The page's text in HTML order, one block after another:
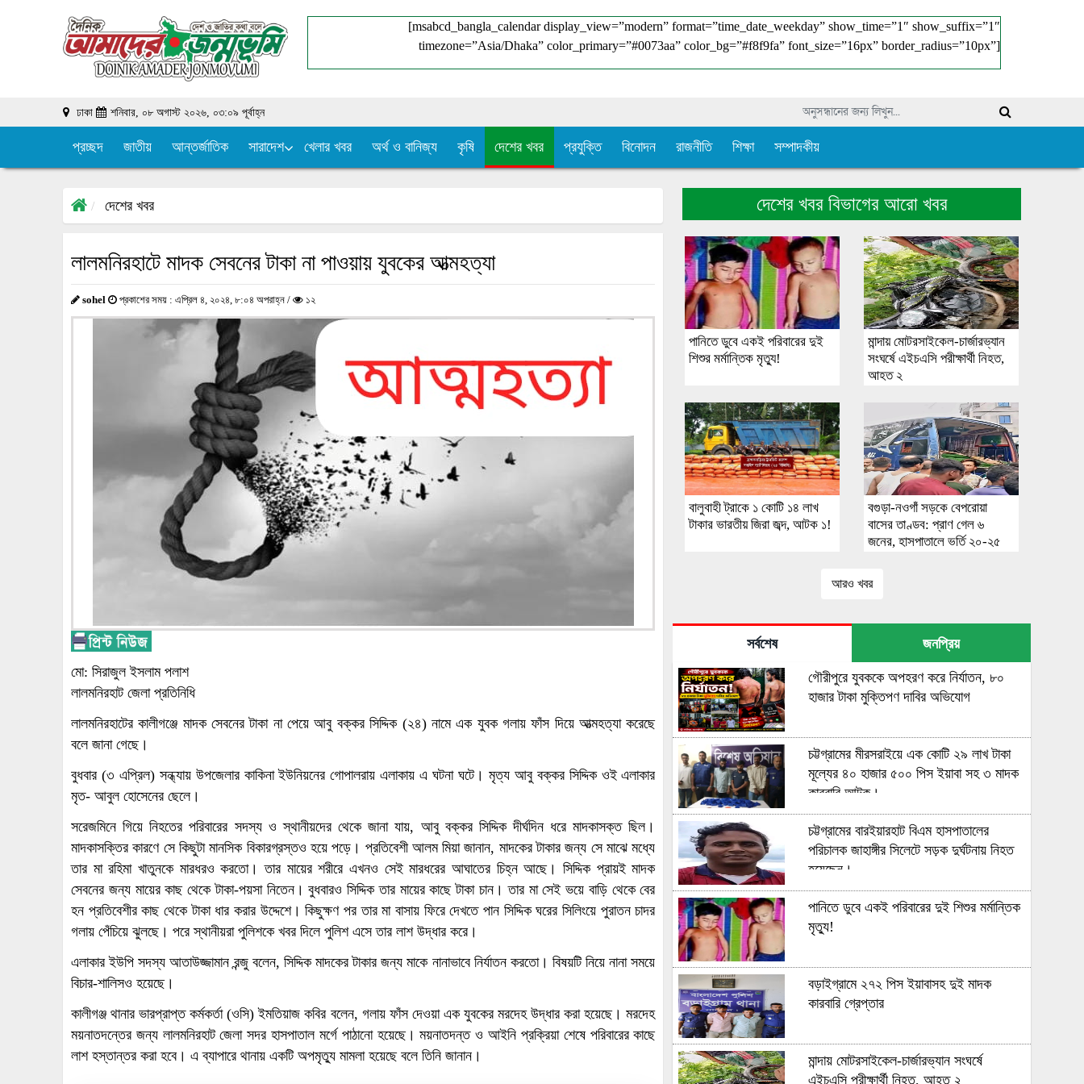
[msabcd_bangla_calendar display_view=”modern” format=”time_date_weekday” show_time=”1″ show_suffix=”1″
timezone=”Asia/Dhaka” color_primary=”#0073aa” color_bg=”#f8f9fa” font_size=”16px” border_radius=”10px”]
ঢাকা শনিবার, ০৮ অগাস্ট ২০২৬, ০৩:০৯ পূর্বাহ্ন
প্রচ্ছদ জাতীয় আন্তর্জাতিক সারাদেশ খেলার খবর অর্থ ও বানিজ্য কৃষি দেশের খবর প্রযুক্তি বিনোদন রাজনীতি শিক্ষা সম্পাদকীয়
দেশের খবর
লালমনিরহাটে মাদক সেবনের টাকা না পাওয়ায় যুবকের আত্মহত্যা
sohel প্রকাশের সময় : এপ্রিল ৪, ২০২৪, ৮:০৪ অপরাহ্ন / ১২
মো: সিরাজুল ইসলাম পলাশ
লালমনিরহাট জেলা প্রতিনিধি
লালমনিরহাটের কালীগঞ্জে মাদক সেবনের টাকা না পেয়ে আবু বক্কর সিদ্দিক (২৪) নামে এক যুবক গলায় ফাঁস দিয়ে আত্মহত্যা করেছে
বলে জানা গেছে।
বুধবার (৩ এপ্রিল) সন্ধ্যায় উপজেলার কাকিনা ইউনিয়নের গোপালরায় এলাকায় এ ঘটনা ঘটে। মৃত্য আবু বক্কর সিদ্দিক ওই এলাকার
মৃত- আবুল হোসেনের ছেলে।
সরেজমিনে গিয়ে নিহতের পরিবারের সদস্য ও স্থানীয়দের থেকে জানা যায়, আবু বক্কর সিদ্দিক দীর্ঘদিন ধরে মাদকাসক্ত ছিল।
মাদকাসক্তির কারণে সে কিছুটা মানসিক বিকারগ্রস্তও হয়ে পড়ে। প্রতিবেশী আলম মিয়া জানান, মাদকের টাকার জন্য সে মাঝে মধ্যে
তার মা রহিমা খাতুনকে মারধরও করতো। তার মায়ের শরীরে এখনও সেই মারধরের আঘাতের চিহ্ন আছে। সিদ্দিক প্রায়ই মাদক
সেবনের জন্য মায়ের কাছ থেকে টাকা-পয়সা নিতেন। বুধবারও সিদ্দিক তার মায়ের কাছে টাকা চান। তার মা সেই ভয়ে বাড়ি থেকে বের
হন প্রতিবেশীর কাছ থেকে টাকা ধার করার উদ্দেশে। কিছুক্ষণ পর তার মা বাসায় ফিরে দেখতে পান সিদ্দিক ঘরের সিলিংয়ে পুরাতন চাদর
গলায় পেঁচিয়ে ঝুলছে। পরে স্থানীয়রা পুলিশকে খবর দিলে পুলিশ এসে তার লাশ উদ্ধার করে।
এলাকার ইউপি সদস্য আতাউজ্জামান রন্জু বলেন, সিদ্দিক মাদকের টাকার জন্য মাকে নানাভাবে নির্যাতন করতো। বিষয়টি নিয়ে নানা সময়ে
বিচার-শালিসও হয়েছে।
কালীগঞ্জ থানার ভারপ্রাপ্ত কর্মকর্তা (ওসি) ইমতিয়াজ কবির বলেন, গলায় ফাঁস দেওয়া এক যুবকের মরদেহ উদ্ধার করা হয়েছে। মরদেহ
ময়নাতদন্তের জন্য লালমনিরহাট জেলা সদর হাসপাতাল মর্গে পাঠানো হয়েছে। ময়নাতদন্ত ও আইনি প্রক্রিয়া শেষে পরিবারের কাছে
লাশ হস্তান্তর করা হবে। এ ব্যাপারে থানায় একটি অপমৃত্যু মামলা হয়েছে বলে তিনি জানান।
দেশের খবর বিভাগের আরো খবর
পানিতে ডুবে একই পরিবারের দুই
শিশুর মর্মান্তিক মৃত্যু!
মান্দায় মোটরসাইকেল-চার্জারভ্যান
সংঘর্ষে এইচএসি পরীক্ষার্থী নিহত,
আহত ২
বালুবাহী ট্রাকে ১ কোটি ১৪ লাখ
টাকার ভারতীয় জিরা জব্দ, আটক ১!
বগুড়া-নওগাঁ সড়কে বেপরোয়া
বাসের তাণ্ডব: প্রাণ গেল ৬
জনের, হাসপাতালে ভর্তি ২০-২৫
আরও খবর
সর্বশেষ জনপ্রিয়
গৌরীপুরে যুবককে অপহরণ করে নির্যাতন, ৮০
হাজার টাকা মুক্তিপণ দাবির অভিযোগ
চট্টগ্রামের মীরসরাইয়ে এক কোটি ২৯ লাখ টাকা
মূল্যের ৪০ হাজার ৫০০ পিস ইয়াবা সহ ৩ মাদক
কারবারি আটক।
চট্টগ্রামের বারইয়ারহাট বিএম হাসপাতালের
পরিচালক জাহাঙ্গীর সিলেটে সড়ক দুর্ঘটনায় নিহত
হয়েছেন।
পানিতে ডুবে একই পরিবারের দুই শিশুর মর্মান্তিক
মৃত্যু!
বড়াইগ্রামে ২৭২ পিস ইয়াবাসহ দুই মাদক
কারবারি গ্রেপ্তার
মান্দায় মোটরসাইকেল-চার্জারভ্যান সংঘর্ষে
এইচএসি পরীক্ষার্থী নিহত, আহত ২